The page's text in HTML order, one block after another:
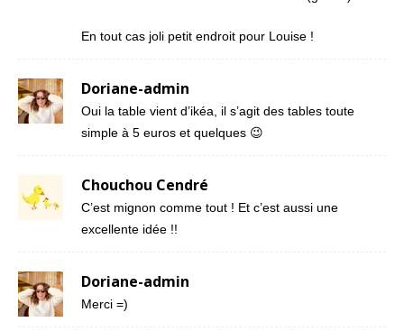
En tout cas joli petit endroit pour Louise !
Doriane-admin
Oui la table vient d’ikéa, il s’agit des tables toute
simple à 5 euros et quelques 😉
Chouchou Cendré
C’est mignon comme tout ! Et c’est aussi une
excellente idée !!
Doriane-admin
Merci =)